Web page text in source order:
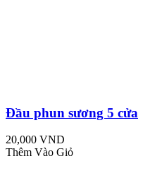
Đầu phun sương 5 cửa
20,000 VND
Thêm Vào Giỏ